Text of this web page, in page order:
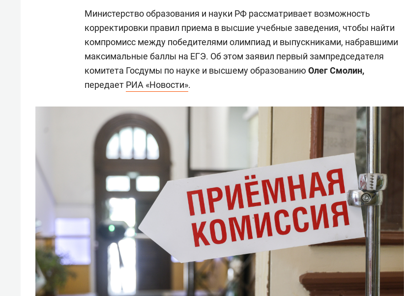
Министерство образования и науки РФ рассматривает возможность
корректировки правил приема в высшие учебные заведения, чтобы найти
компромисс между победителями олимпиад и выпускниками, набравшими
максимальные баллы на ЕГЭ. Об этом заявил первый зампредседателя
комитета Госдумы по науке и высшему образованию Олег Смолин,
передает РИА «Новости».